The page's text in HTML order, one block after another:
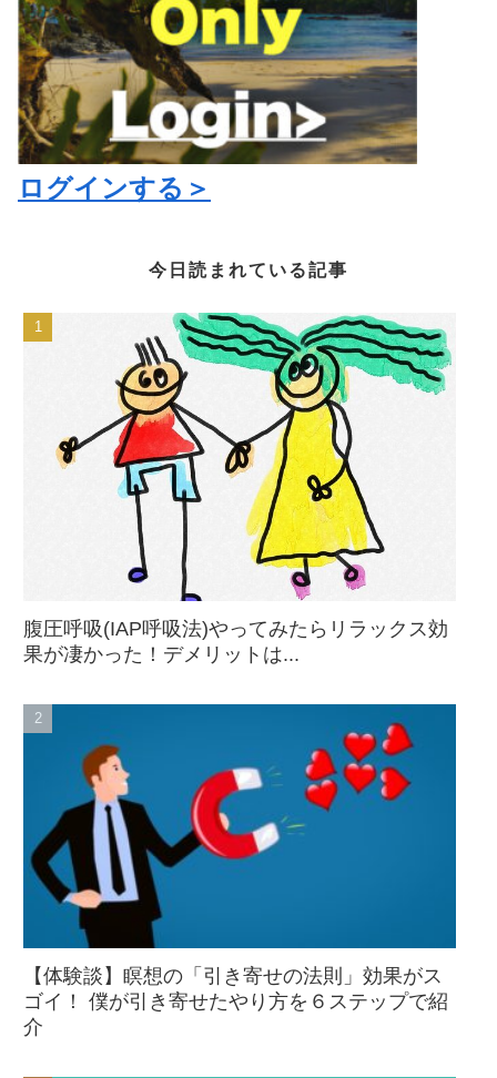
ログインする＞
今日読まれている記事
腹圧呼吸(IAP呼吸法)やってみたらリラックス効
果が凄かった！デメリットは...
【体験談】瞑想の「引き寄せの法則」効果がス
ゴイ！ 僕が引き寄せたやり方を６ステップで紹
介